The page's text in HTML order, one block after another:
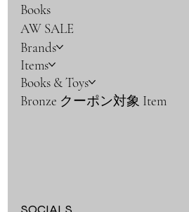
Books
AW SALE
Brands
Items
Books & Toys
Bronze クーポン対象 Item